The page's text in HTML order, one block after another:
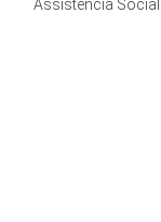
Assistência Social